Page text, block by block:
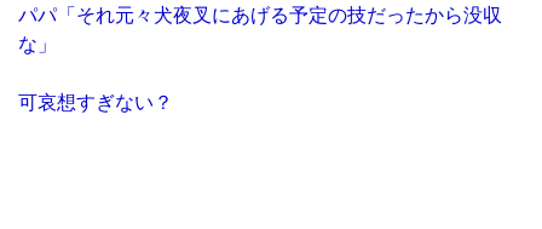
パパ「それ元々犬夜叉にあげる予定の技だったから没収
な」
可哀想すぎない？